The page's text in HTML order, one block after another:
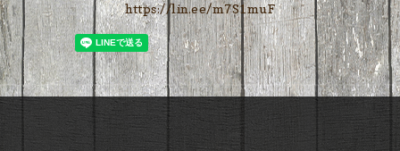
https://lin.ee/m7S1muF